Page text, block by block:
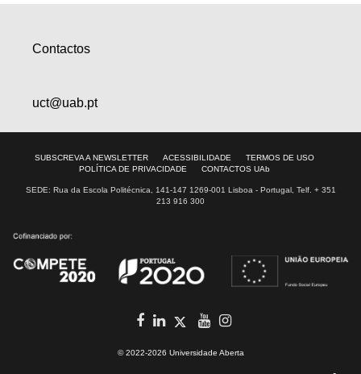
Contactos
uct@uab.pt
SUBSCREVA A NEWSLETTER ACESSIBILIDADE
TERMOS DE USO
POLÍTICA DE PRIVACIDADE
CONTACTOS UAb
SEDE: Rua da Escola Politécnica, 141-147 1269-001 Lisboa - Portugal, Telf. + 351
213 916 300
Twitter
© 2022-2026 Universidade Aberta